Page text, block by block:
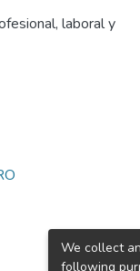
laboral y
We collect
following